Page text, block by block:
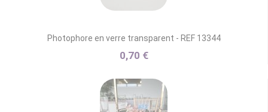
Photophore en verre transparent - REF 13344
0,70 €